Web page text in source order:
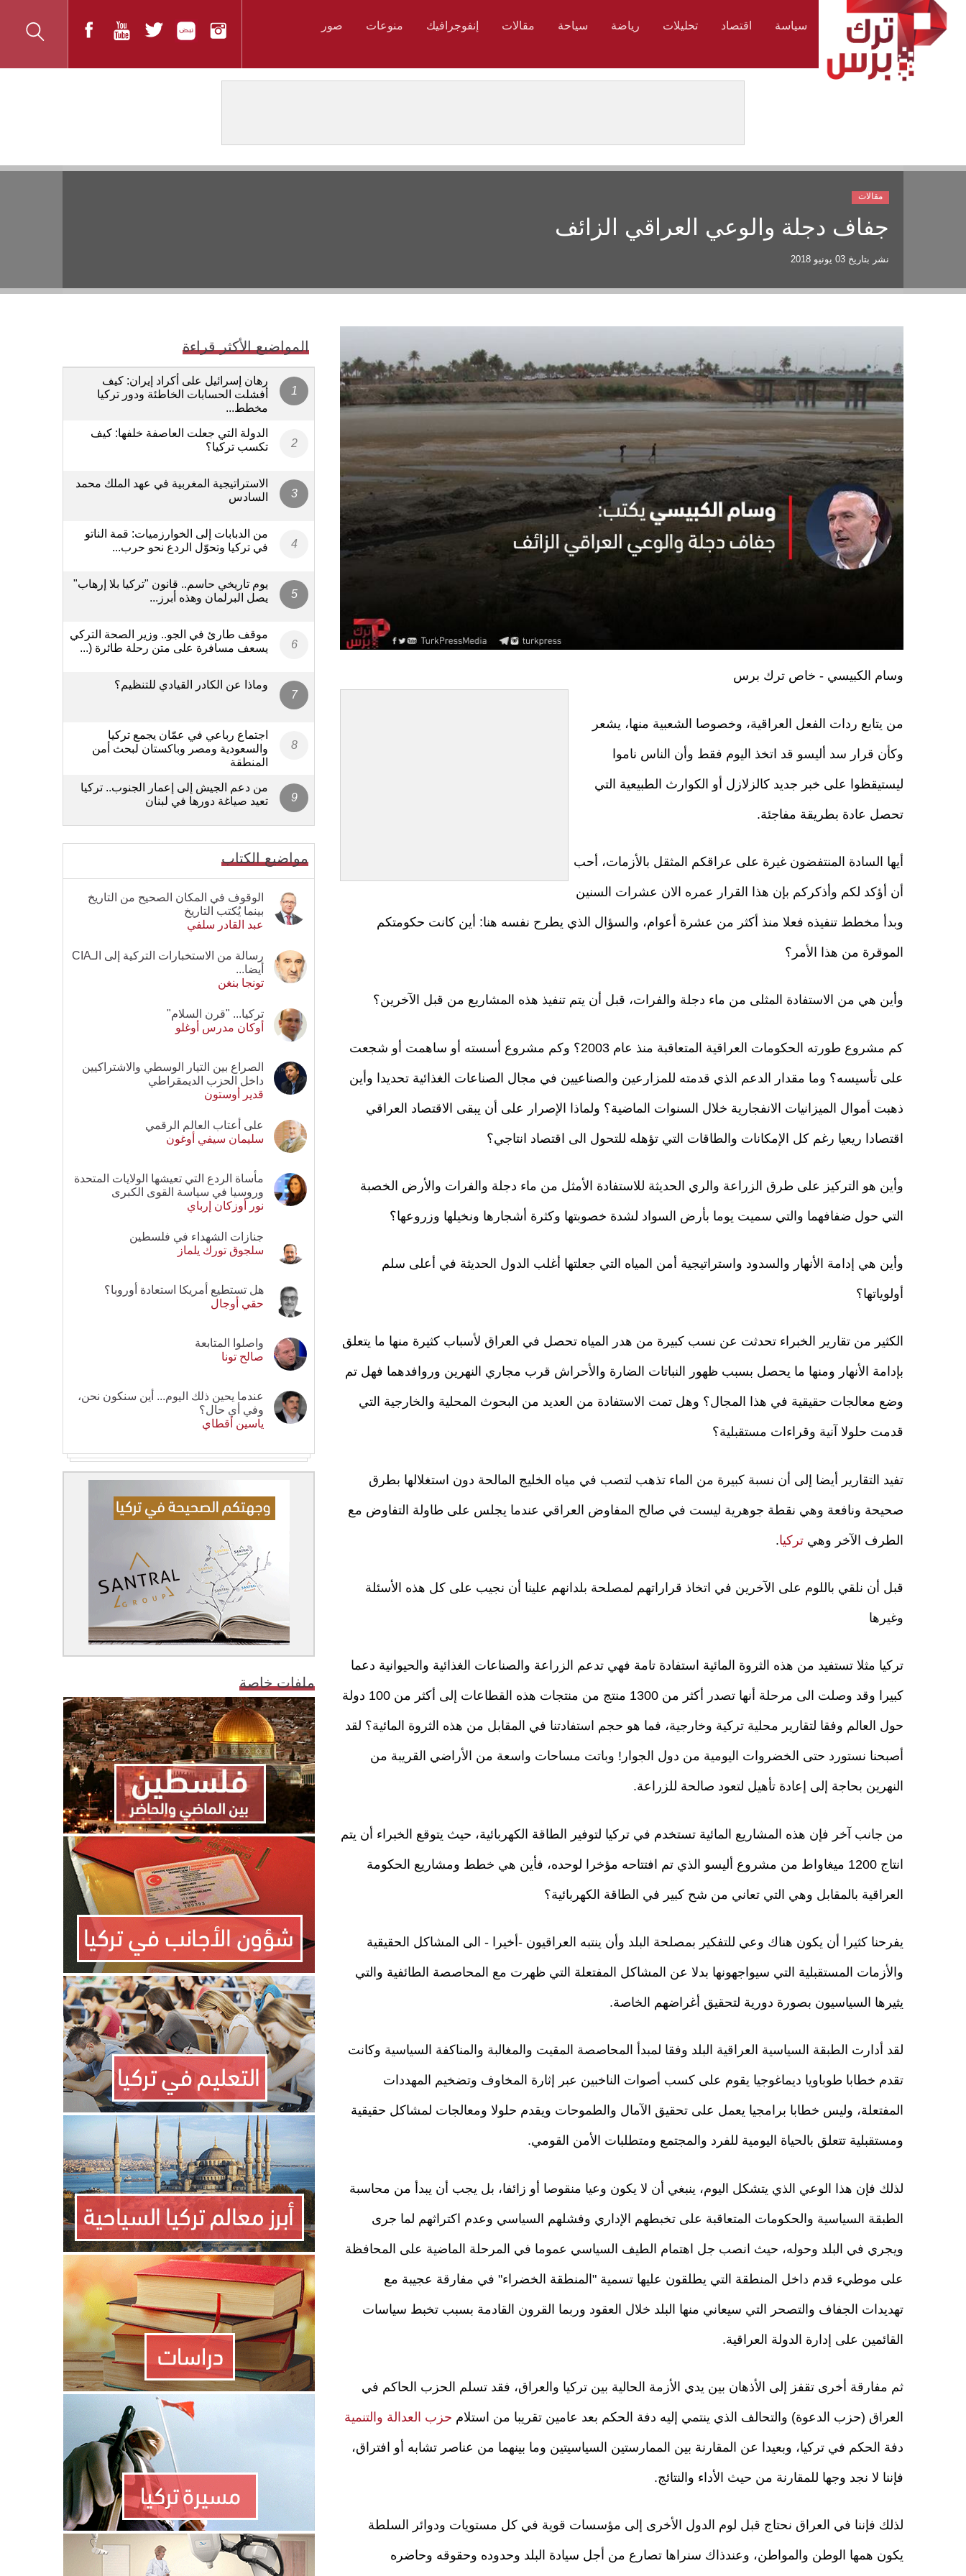
سياسة اقتصاد تحليلات رياضة سياحة مقالات إنفوجرافيك منوعات صور
جفاف دجلة والوعي العراقي الزائف
نشر بتاريخ 03 يونيو 2018
مقالات
وسام الكبيسي - خاص ترك برس
من يتابع ردات الفعل العراقية، وخصوصا الشعبية منها، يشعر
وكأن قرار سد أليسو قد اتخذ اليوم فقط وأن الناس ناموا
ليستيقظوا على خبر جديد كالزلازل أو الكوارث الطبيعية التي
تحصل عادة بطريقة مفاجئة.
أيها السادة المنتفضون غيرة على عراقكم المثقل بالأزمات، أحب
أن أؤكد لكم وأذكركم بإن هذا القرار عمره الان عشرات السنين
وبدأ مخطط تنفيذه فعلا منذ أكثر من عشرة أعوام، والسؤال الذي يطرح نفسه هنا: أين كانت حكومتكم
الموقرة من هذا الأمر؟
وأين هي من الاستفادة المثلى من ماء دجلة والفرات، قبل أن يتم تنفيذ هذه المشاريع من قبل الآخرين؟
كم مشروع طورته الحكومات العراقية المتعاقبة منذ عام 2003؟ وكم مشروع أسسته أو ساهمت أو شجعت
على تأسيسه؟ وما مقدار الدعم الذي قدمته للمزارعين والصناعيين في مجال الصناعات الغذائية تحديدا وأين
ذهبت أموال الميزانيات الانفجارية خلال السنوات الماضية؟ ولماذا الإصرار على أن يبقى الاقتصاد العراقي
اقتصادا ريعيا رغم كل الإمكانات والطاقات التي تؤهله للتحول الى اقتصاد انتاجي؟
وأين هو التركيز على طرق الزراعة والري الحديثة للاستفادة الأمثل من ماء دجلة والفرات والأرض الخصبة
التي حول ضفافهما والتي سميت يوما بأرض السواد لشدة خصوبتها وكثرة أشجارها ونخيلها وزروعها؟
وأين هي إدامة الأنهار والسدود واستراتيجية أمن المياه التي جعلتها أغلب الدول الحديثة في أعلى سلم
أولوياتها؟
الكثير من تقارير الخبراء تحدثت عن نسب كبيرة من هدر المياه تحصل في العراق لأسباب كثيرة منها ما يتعلق
بإدامة الأنهار ومنها ما يحصل بسبب ظهور النباتات الضارة والأحراش قرب مجاري النهرين وروافدهما فهل تم
وضع معالجات حقيقية في هذا المجال؟ وهل تمت الاستفادة من العديد من البحوث المحلية والخارجية التي
قدمت حلولا آنية وقراءات مستقبلية؟
تفيد التقارير أيضا إلى أن نسبة كبيرة من الماء تذهب لتصب في مياه الخليج المالحة دون استغلالها بطرق
صحيحة ونافعة وهي نقطة جوهرية ليست في صالح المفاوض العراقي عندما يجلس على طاولة التفاوض مع
الطرف الآخر وهي تركيا.
قبل أن نلقي باللوم على الآخرين في اتخاذ قراراتهم لمصلحة بلدانهم علينا أن نجيب على كل هذه الأسئلة
وغيرها
تركيا مثلا تستفيد من هذه الثروة المائية استفادة تامة فهي تدعم الزراعة والصناعات الغذائية والحيوانية دعما
كبيرا وقد وصلت الى مرحلة أنها تصدر أكثر من 1300 منتج من منتجات هذه القطاعات إلى أكثر من 100 دولة
حول العالم وفقا لتقارير محلية تركية وخارجية، فما هو حجم استفادتنا في المقابل من هذه الثروة المائية؟ لقد
أصبحنا نستورد حتى الخضروات اليومية من دول الجوار! وباتت مساحات واسعة من الأراضي القريبة من
النهرين بحاجة إلى إعادة تأهيل لتعود صالحة للزراعة.
من جانب آخر فإن هذه المشاريع المائية تستخدم في تركيا لتوفير الطاقة الكهربائية، حيث يتوقع الخبراء أن يتم
انتاج 1200 ميغاواط من مشروع أليسو الذي تم افتتاحه مؤخرا لوحده، فأين هي خطط ومشاريع الحكومة
العراقية بالمقابل وهي التي تعاني من شح كبير في الطاقة الكهربائية؟
يفرحنا كثيرا أن يكون هناك وعي للتفكير بمصلحة البلد وأن ينتبه العراقيون -أخيرا - الى المشاكل الحقيقية
والأزمات المستقبلية التي سيواجهونها بدلا عن المشاكل المفتعلة التي ظهرت مع المحاصصة الطائفية والتي
يثيرها السياسيون بصورة دورية لتحقيق أغراضهم الخاصة.
لقد أدارت الطبقة السياسية العراقية البلد وفقا لمبدأ المحاصصة المقيت والمغالبة والمناكفة السياسية وكانت
تقدم خطابا طوباويا ديماغوجيا يقوم على كسب أصوات الناخبين عبر إثارة المخاوف وتضخيم المهددات
المفتعلة، وليس خطابا برامجيا يعمل على تحقيق الآمال والطموحات ويقدم حلولا ومعالجات لمشاكل حقيقية
ومستقبلية تتعلق بالحياة اليومية للفرد والمجتمع ومتطلبات الأمن القومي.
لذلك فإن هذا الوعي الذي يتشكل اليوم، ينبغي أن لا يكون وعيا منقوصا أو زائفا، بل يجب أن يبدأ من محاسبة
الطبقة السياسية والحكومات المتعاقبة على تخبطهم الإداري وفشلهم السياسي وعدم اكتراثهم لما جرى
ويجري في البلد وحوله، حيث انصب جل اهتمام الطيف السياسي عموما في المرحلة الماضية على المحافظة
على موطيء قدم داخل المنطقة التي يطلقون عليها تسمية "المنطقة الخضراء" في مفارقة عجيبة مع
تهديدات الجفاف والتصحر التي سيعاني منها البلد خلال العقود وربما القرون القادمة بسبب تخبط سياسات
القائمين على إدارة الدولة العراقية.
ثم مفارقة أخرى تقفز إلى الأذهان بين يدي الأزمة الحالية بين تركيا والعراق، فقد تسلم الحزب الحاكم في
العراق (حزب الدعوة) والتحالف الذي ينتمي إليه دفة الحكم بعد عامين تقريبا من استلام حزب العدالة والتنمية
دفة الحكم في تركيا، وبعيدا عن المقارنة بين الممارستين السياسيتين وما بينهما من عناصر تشابه أو افتراق،
فإننا لا نجد وجها للمقارنة من حيث الأداء والنتائج.
لذلك فإننا في العراق نحتاج قبل لوم الدول الأخرى إلى مؤسسات قوية في كل مستويات ودوائر السلطة
يكون همها الوطن والمواطن، وعندذاك سنراها تصارع من أجل سيادة البلد وحدوده وحقوقه وحاضره
المواضيع الأكثر قراءة
رهان إسرائيل على أكراد إيران: كيف
أفشلت الحسابات الخاطئة ودور تركيا
مخطط...
الدولة التي جعلت العاصفة خلفها: كيف
تكسب تركيا؟
الاستراتيجية المغربية في عهد الملك محمد
السادس
من الدبابات إلى الخوارزميات: قمة الناتو
في تركيا وتحوّل الردع نحو حرب...
يوم تاريخي حاسم.. قانون "تركيا بلا إرهاب"
يصل البرلمان وهذه أبرز...
موقف طارئ في الجو.. وزير الصحة التركي
يسعف مسافرة على متن رحلة طائرة (...
وماذا عن الكادر القيادي للتنظيم؟
اجتماع رباعي في عمّان يجمع تركيا
والسعودية ومصر وباكستان لبحث أمن
المنطقة
من دعم الجيش إلى إعمار الجنوب.. تركيا
تعيد صياغة دورها في لبنان
مواضيع الكتاب
الوقوف في المكان الصحيح من التاريخ
بينما يُكتب التاريخ
عبد القادر سلفي
رسالة من الاستخبارات التركية إلى الـCIA
أيضا...
تونجا بنغن
تركيا... "قرن السلام"
أوكان مدرس أوغلو
الصراع بين التيار الوسطي والاشتراكيين
داخل الحزب الديمقراطي
قدير أوستون
على أعتاب العالم الرقمي
سليمان سيفي أوغون
مأساة الردع التي تعيشها الولايات المتحدة
وروسيا في سياسة القوى الكبرى
نور أوزكان إرباي
جنازات الشهداء في فلسطين
سلجوق تورك يلماز
هل تستطيع أمريكا استعادة أوروبا؟
حقي أوجال
واصلوا المتابعة
صالح تونا
عندما يحين ذلك اليوم... أين سنكون نحن،
وفي أي حال؟
ياسين أقطاي
ملفات خاصة